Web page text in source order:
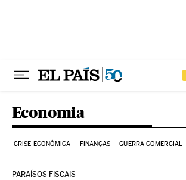
Economia
CRISE ECONÔMICA FINANÇAS GUERRA COMERCIAL
PARAÍSOS FISCAIS